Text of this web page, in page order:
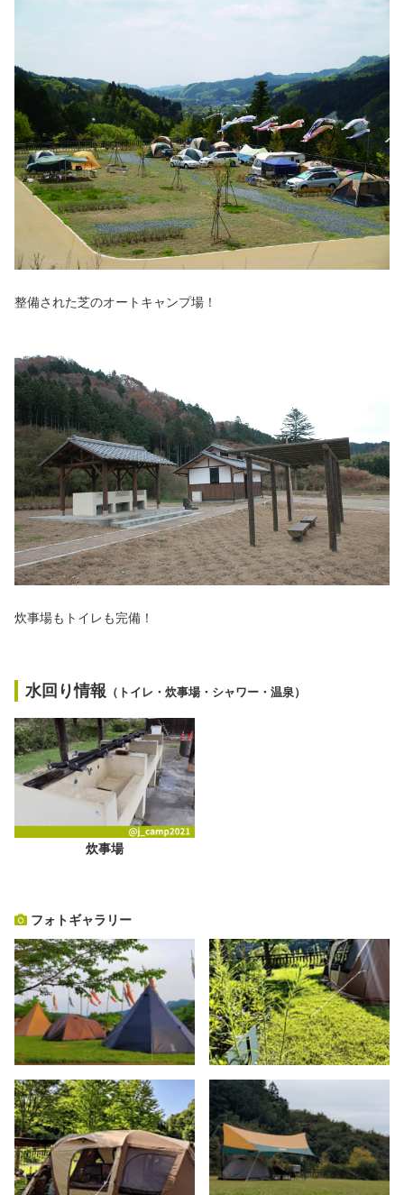
整備された芝のオートキャンプ場！
炊事場もトイレも完備！
水回り情報 （トイレ・炊事場・シャワー・温泉）
炊事場
フォトギャラリー